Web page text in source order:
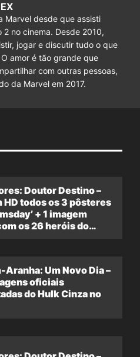
Marvel desde que assisti
2 no cinema. Desde 2010,
jogar e discutir tudo o que
amor é tão grande que
com outras pessoas,
da Marvel em 2017.
Doutor Destino –
HD todos os 3 pôsteres
+ 1 imagem
os 26 heróis do
Aranha: Um Novo Dia –
oficiais
do Hulk Cinza no